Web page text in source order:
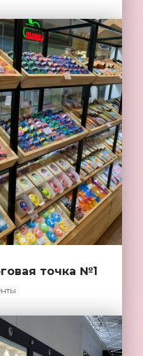
точка №1